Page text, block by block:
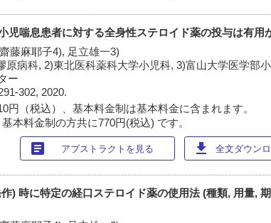
児喘息患者に対する全身性ステロイド薬の投与は有用
藤麻耶子4), 足立雄一3)
原病科, 2)東北医科薬科大学小児科, 3)富山大学医学部
ー
302, 2020.
円（税込）、基本料金制は基本料金に含まれます。
本料金制の方共に770円(税込) です。
article アブストラクトを見る download 全文ダウン
) 時に特定の経口ステロイド薬の使用法 (種類, 用量,